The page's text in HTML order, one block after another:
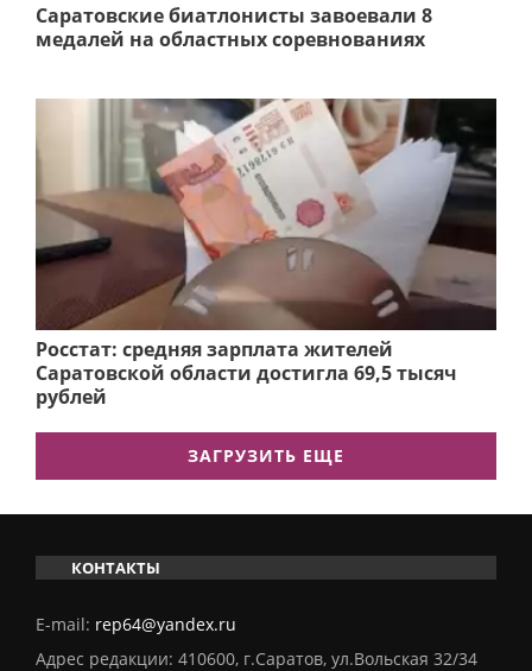
Саратовские биатлонисты завоевали 8
медалей на областных соревнованиях
Росстат: средняя зарплата жителей
Саратовской области достигла 69,5 тысяч
рублей
ЗАГРУЗИТЬ ЕЩЕ
КОНТАКТЫ
E-mail: rep64@yandex.ru
Адрес редакции: 410600, г.Саратов, ул.Вольская 32/34